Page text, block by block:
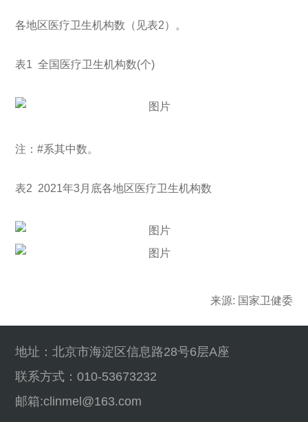
各地区医疗卫生机构数（见表2）。
表1 全国医疗卫生机构数(个)
注：#系其中数。
表2 2021年3月底各地区医疗卫生机构数
来源: 国家卫健委
地址：北京市海淀区信息路28号6层A座
联系方式：010-53673232
邮箱:clinmel@163.com